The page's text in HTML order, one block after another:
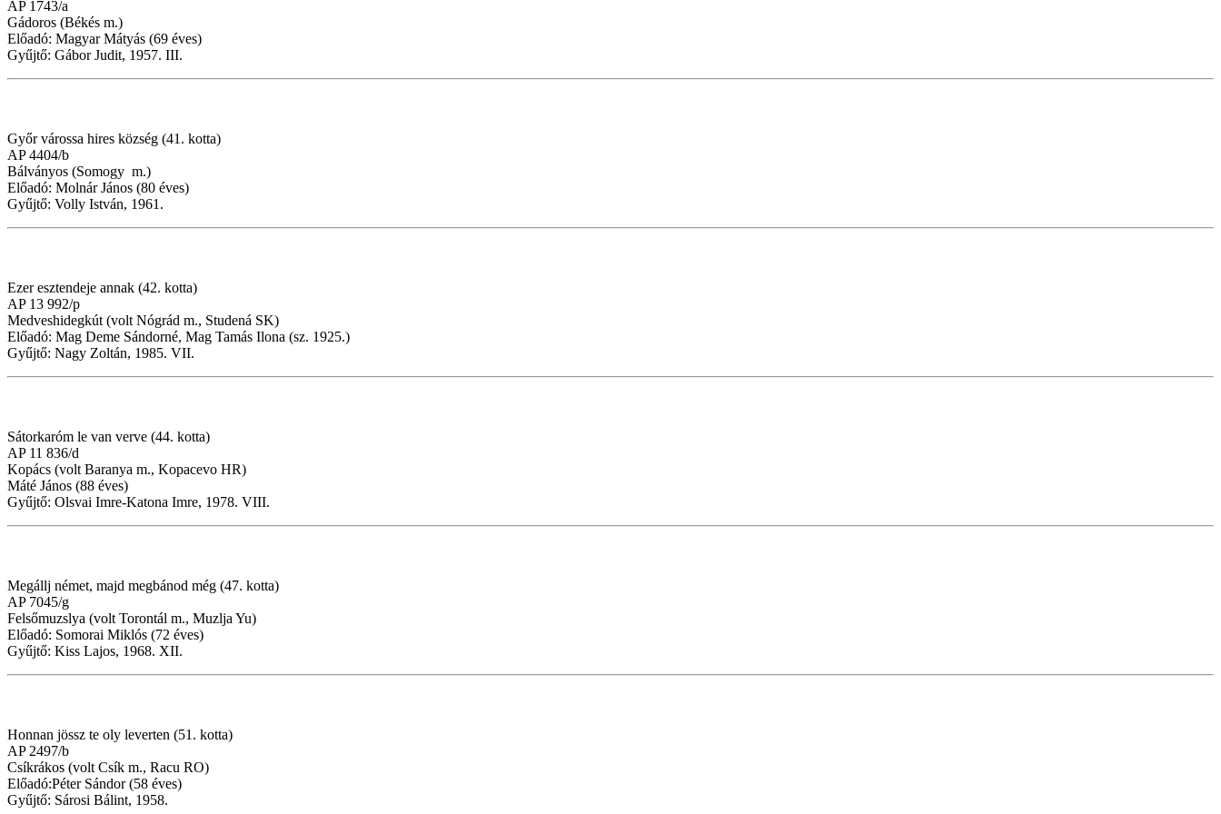
AP 1743/a
Gádoros (Békés m.)
Előadó: Magyar Mátyás (69 éves)
Gyűjtő: Gábor Judit, 1957. III.
Győr várossa hires község (41. kotta)
AP 4404/b
Bálványos (Somogy m.)
Előadó: Molnár János (80 éves)
Gyűjtő: Volly István, 1961.
Ezer esztendeje annak (42. kotta)
AP 13 992/p
Medveshidegkút (volt Nógrád m., Studená SK)
Előadó: Mag Deme Sándorné, Mag Tamás Ilona (sz. 1925.)
Gyűjtő: Nagy Zoltán, 1985. VII.
Sátorkaróm le van verve (44. kotta)
AP 11 836/d
Kopács (volt Baranya m., Kopacevo HR)
Máté János (88 éves)
Gyűjtő: Olsvai Imre-Katona Imre, 1978. VIII.
Megállj német, majd megbánod még (47. kotta)
AP 7045/g
Felsőmuzslya (volt Torontál m., Muzlja Yu)
Előadó: Somorai Miklós (72 éves)
Gyűjtő: Kiss Lajos, 1968. XII.
Honnan jössz te oly leverten (51. kotta)
AP 2497/b
Csíkrákos (volt Csík m., Racu RO)
Előadó:Péter Sándor (58 éves)
Gyűjtő: Sárosi Bálint, 1958.